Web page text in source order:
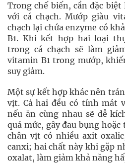
Trong chế biến, cần đặc
với cá chạch. Mướp giàu
chạch lại chứa enzyme có
B1. Khi kết hợp hai loại
trong cá chạch sẽ làm
vitamin B1 trong mướp,
suy giảm.
Một sự kết hợp khác nên
vịt. Cả hai đều có tính mát
nếu ăn cùng nhau sẽ dễ
quá mức, gây đau bụng hoặc
chân vịt có nhiều axit
canxi; hai chất này khi gặp
oxalat, làm giảm khả năng